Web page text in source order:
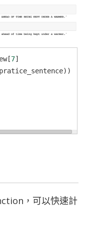
[7]
pratice_sentence))
，可以快速計